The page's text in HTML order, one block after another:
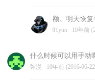
额。明天恢
91yun 10年前
什么时候可以用手动
弥漫 10年前 (2016-06-